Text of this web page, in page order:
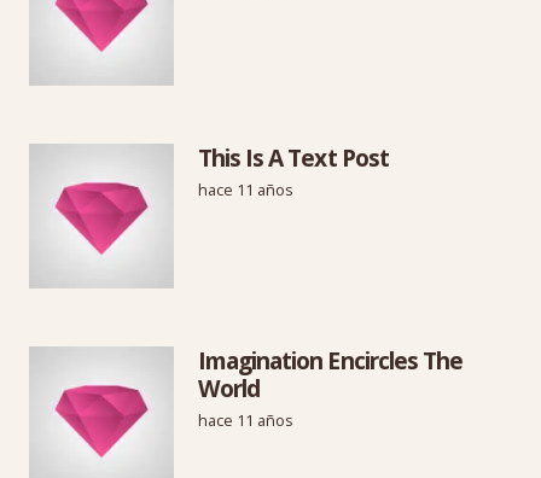
This Is A Text Post
hace 11 años
Imagination Encircles The
World
hace 11 años